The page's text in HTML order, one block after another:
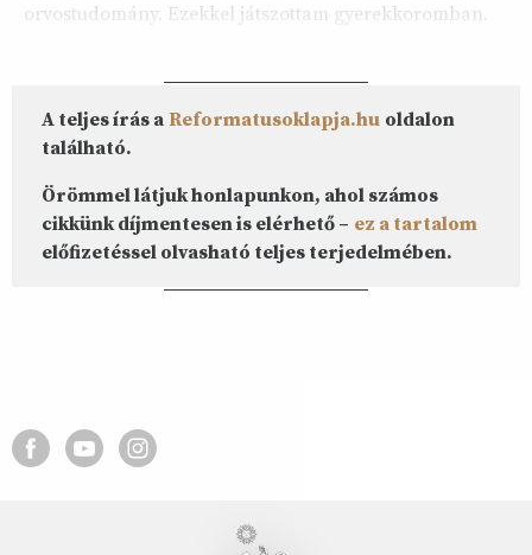
orvostudomány. Ezekkel játszottam gyerekkoromban.
A teljes írás a Reformatusoklapja.hu oldalon
található.
Örömmel látjuk honlapunkon, ahol számos
cikkünk díjmentesen is elérhető – ez a tartalom
előfizetéssel olvasható teljes terjedelmében.